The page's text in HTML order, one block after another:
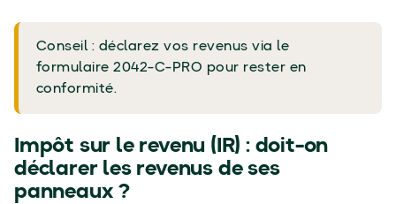
Conseil : déclarez vos revenus via le
formulaire 2042-C-PRO pour rester en
conformité.
Impôt sur le revenu (IR) : doit-on
déclarer les revenus de ses
panneaux ?